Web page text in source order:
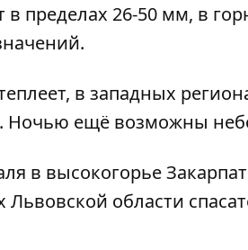
в пределах 26-50 мм, в
, в западных
Ночью ещё возможны
в высокогорье
Львовской области